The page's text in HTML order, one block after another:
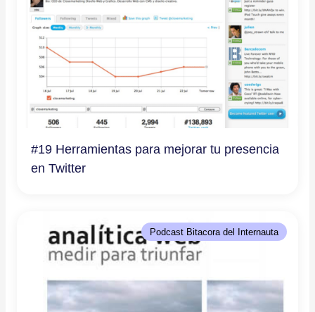
#19 Herramientas para mejorar tu presencia
en Twitter
Podcast Bitacora del Internauta